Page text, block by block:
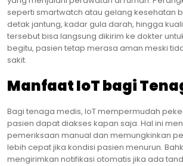
seperti smartwatch atau gelang kesehatan
detak jantung, kadar gula darah, hingga
tersebut bisa langsung dikirim ke dokter
begitu, pasien tetap merasa aman meski
sakit.
Manfaat IoT bagi
Bagi tenaga medis, IoT mempermudah
pasien dapat diakses kapan saja. Hal ini
pemeriksaan manual dan memungkinkan
lebih cepat jika kondisi pasien menurun.
mengirimkan notifikasi otomatis jika ada